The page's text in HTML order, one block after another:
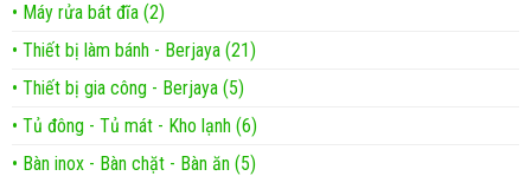
• Máy rửa bát đĩa (2)
• Thiết bị làm bánh - Berjaya (21)
• Thiết bị gia công - Berjaya (5)
• Tủ đông - Tủ mát - Kho lạnh (6)
• Bàn inox - Bàn chặt - Bàn ăn (5)